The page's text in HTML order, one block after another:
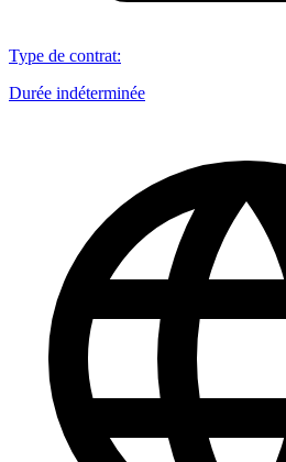
Type de contrat:
Durée indéterminée